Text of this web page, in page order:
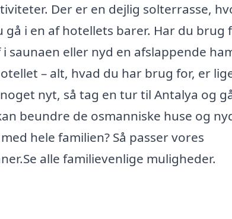
Der er en dejlig solterrasse,
i en af hotellets barer. Har du brug
saunaen eller nyd en afslappende
– alt, hvad du har brug for, er
nyt, så tag en tur til Antalya og
beundre de osmanniske huse og
hele familien? Så passer vores
alle familievenlige muligheder.